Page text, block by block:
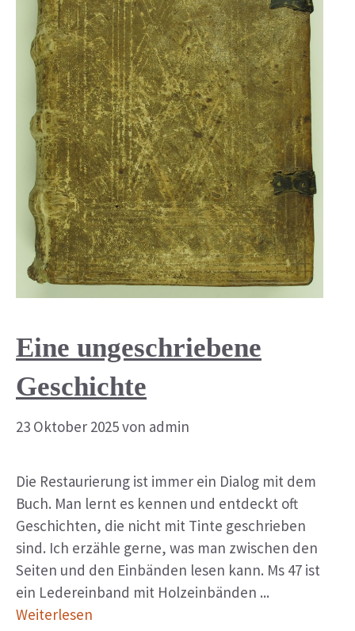
Eine ungeschriebene
Geschichte
23 Oktober 2025von admin
Die Restaurierung ist immer ein Dialog mit dem
Buch. Man lernt es kennen und entdeckt oft
Geschichten, die nicht mit Tinte geschrieben
sind. Ich erzähle gerne, was man zwischen den
Seiten und den Einbänden lesen kann. Ms 47 ist
ein Ledereinband mit Holzeinbänden ...
Weiterlesen